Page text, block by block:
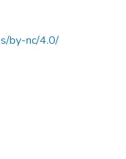
by-nc/4.0/